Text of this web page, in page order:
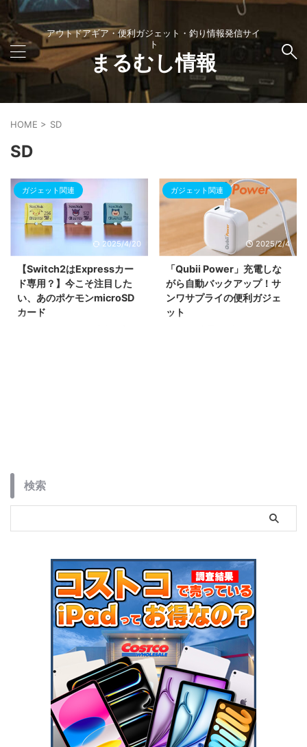
アウトドアギア・便利ガジェット・釣り情報発信サイ
ト
まるむし情報
HOME > SD
SD
ガジェット関連
2025/4/20
【Switch2はExpressカー
ド専用？】今こそ注目した
い、あのポケモンmicroSD
カード
ガジェット関連
2025/2/4
「Qubii Power」充電しな
がら自動バックアップ！サ
ンワサプライの便利ガジェ
ット
検索